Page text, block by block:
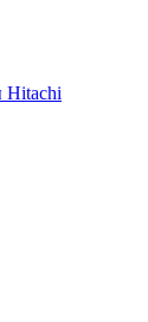
Hitachi